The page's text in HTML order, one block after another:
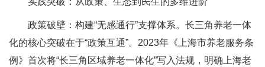
政策破壁：构建“无感通行”支撑体系。长三角养老一体
化的核心突破在于“政策互通”。2023年《上海市养老服务条
例》首次将“长三角区域养老一体化”写入法规，明确上海老